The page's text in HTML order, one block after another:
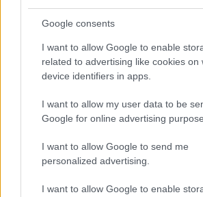
Google consents
I want to allow Google to enable
related to advertising like cookies on
device identifiers in apps.
I want to allow my user data to be
Google for online advertising
I want to allow Google to send me
personalized advertising.
I want to allow Google to enable
Syndication
Globalist
Globalscience